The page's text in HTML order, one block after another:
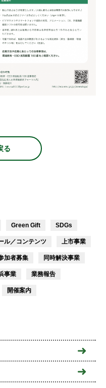
る
Green Gift SDGs
ル／コンテンツ 上市事業
加者募集 同時解決事業
事業 業務報告
開催案内